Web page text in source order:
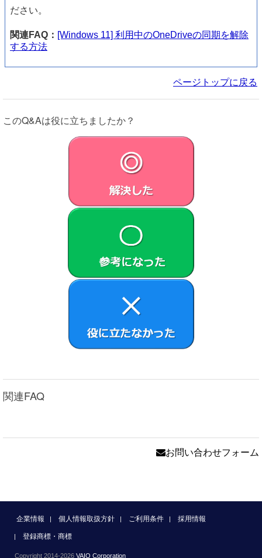
ださい。
関連FAQ： [Windows 11] 利用中のOneDriveの同期を解除
する方法
ページトップに戻る
このQ&Aは役に立ちましたか？
関連FAQ
お問い合わせフォーム
企業情報 個人情報取扱方針 ご利用条件 採用情報
登録商標・商標
Copyright 2014-2026 VAIO Corporation